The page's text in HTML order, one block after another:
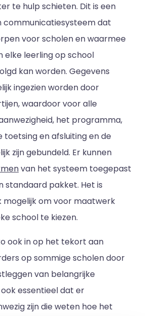
te hulp schieten. Dit is een
dat
voor scholen en waarmee
elke leerling op school
kan worden. Gegevens
ingezien worden door
waardoor voor alle
het programma,
toetsing en afsluiting en de
zijn gebundeld. Er kunnen
van het systeem toegepast
standaard pakket. Het is
mogelijk om voor maatwerk
school te kiezen.
ook in op het tekort aan
op sommige scholen door
van belangrijke
essentieel dat er
zijn die weten hoe het